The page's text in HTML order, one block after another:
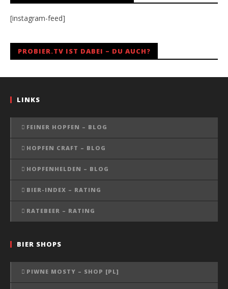
[instagram-feed]
PROBIER.TV IST DABEI – DU AUCH?
LINKS
FEINER HOPFEN – BLOG
HOPFEN CRAFT – BLOG
HOPFENHELDEN – BLOG
BIER-INDEX – RATING
RATEBEER – RATING
BIER SHOPS
PIWNE MOSTY – SHOP [PL]